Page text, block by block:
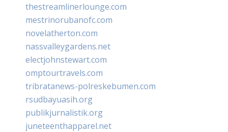
thestreamlinerlounge.com
mestrinorubanofc.com
novelatherton.com
nassvalleygardens.net
electjohnstewart.com
omptourtravels.com
tribratanews-polreskebumen.com
rsudbayuasih.org
publikjurnalistik.org
juneteenthapparel.net